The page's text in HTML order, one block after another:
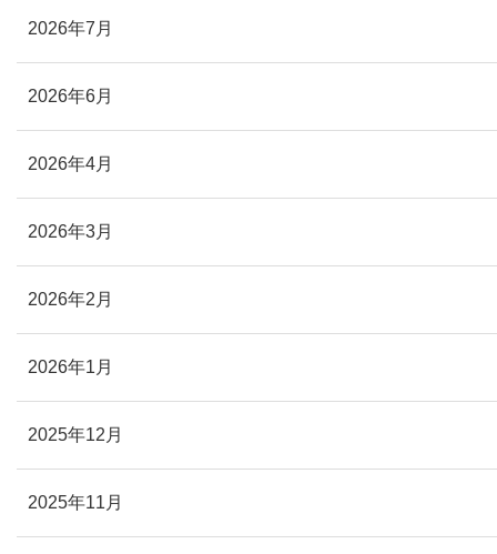
2026年7月
2026年6月
2026年4月
2026年3月
2026年2月
2026年1月
2025年12月
2025年11月